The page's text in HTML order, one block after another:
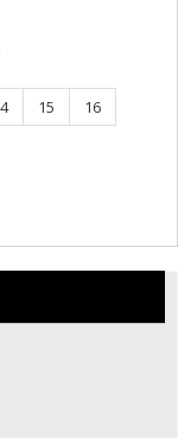
Page
15 Page
16